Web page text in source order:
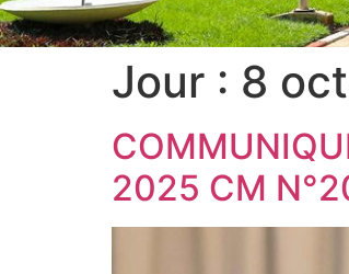
Jour : 8
2025 CM